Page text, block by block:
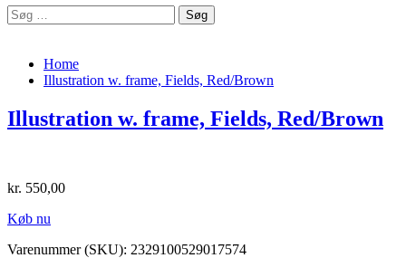
Søg
efter:
Home
Illustration w. frame, Fields, Red/Brown
Illustration w. frame, Fields, Red/Brown
kr. 550,00
Køb nu
Varenummer (SKU): 2329100529017574